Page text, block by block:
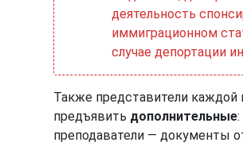
деятельность
иммиграционном
случае депортации
Также представители каждой
предъявить дополнительные
преподаватели — документы